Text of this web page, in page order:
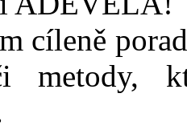
cíleně
metody,